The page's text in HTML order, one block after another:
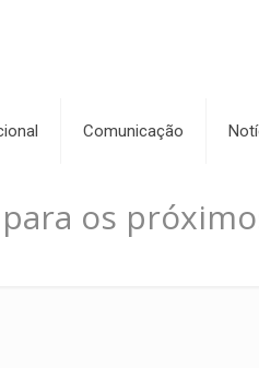
Comunicação
os